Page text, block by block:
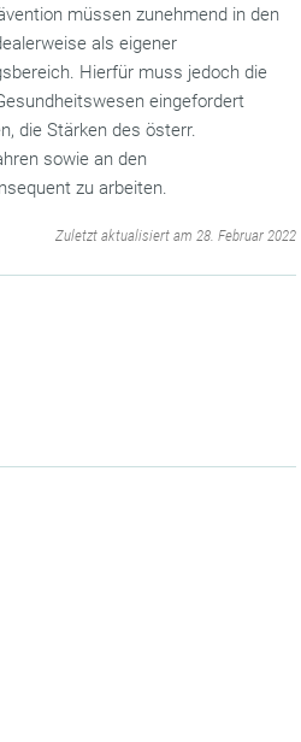
müssen zunehmend in den
als eigener
Hierfür muss jedoch die
eingefordert
die Stärken des österr.
sowie an den
zu arbeiten.
Zuletzt aktualisiert am 28. Februar 2022